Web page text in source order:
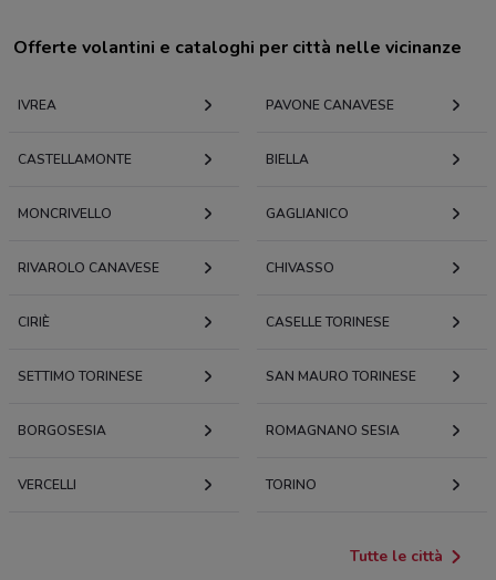
Offerte volantini e cataloghi per città nelle vicinanze
IVREA PAVONE CANAVESE
CASTELLAMONTE BIELLA
MONCRIVELLO GAGLIANICO
RIVAROLO CANAVESE CHIVASSO
CIRIÈ CASELLE TORINESE
SETTIMO TORINESE SAN MAURO TORINESE
BORGOSESIA ROMAGNANO SESIA
VERCELLI TORINO
Tutte le città